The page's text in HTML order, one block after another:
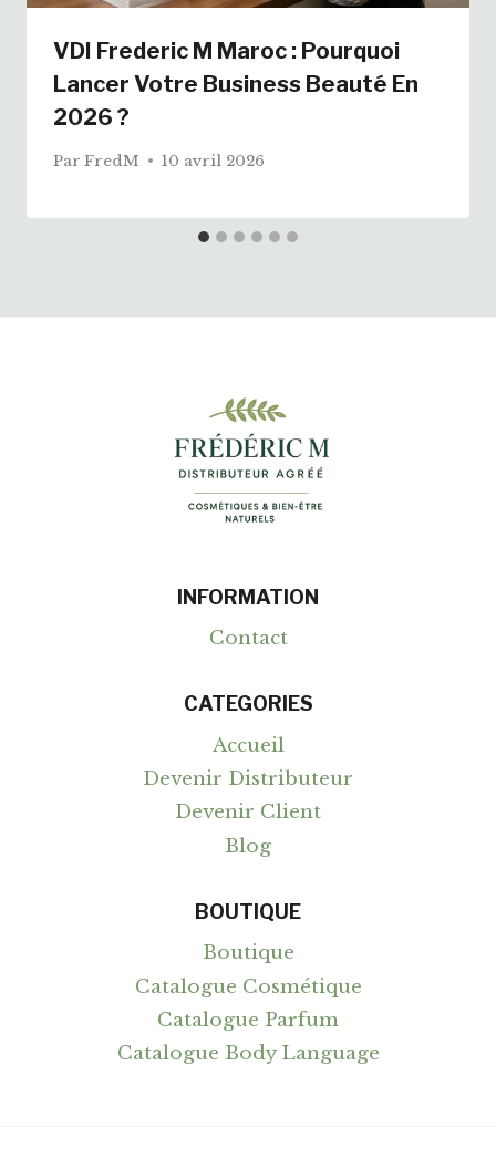
VDI Frederic M Maroc : Pourquoi
Lancer Votre Business Beauté En
2026 ?
Par FredM 10 avril 2026
INFORMATION
Contact
CATEGORIES
Accueil
Devenir Distributeur
Devenir Client
Blog
BOUTIQUE
Boutique
Catalogue Cosmétique
Catalogue Parfum
Catalogue Body Language